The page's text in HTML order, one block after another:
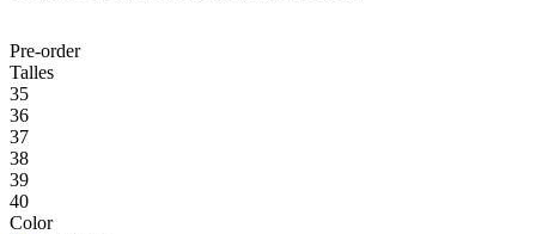
Pre-order
Talles
35
36
37
38
39
40
Color